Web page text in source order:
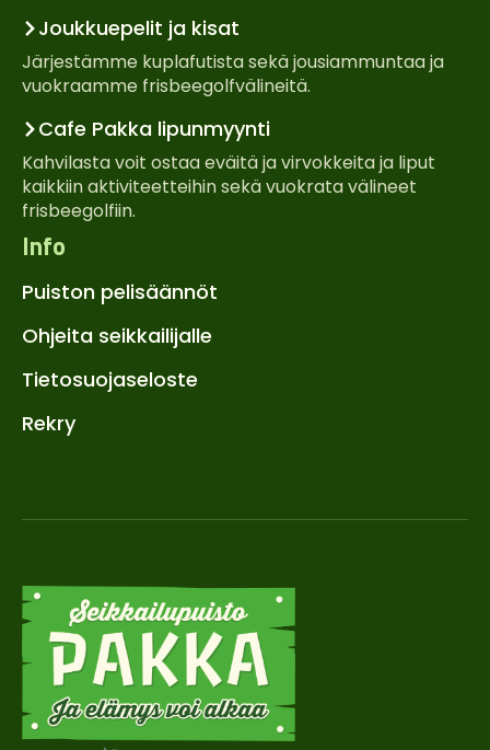
Joukkuepelit ja kisat
Järjestämme kuplafutista sekä jousiammuntaa ja
vuokraamme frisbeegolfvälineitä.
Cafe Pakka lipunmyynti
Kahvilasta voit ostaa eväitä ja virvokkeita ja liput
kaikkiin aktiviteetteihin sekä vuokrata välineet
frisbeegolfiin.
Info
Puiston pelisäännöt
Ohjeita seikkailijalle
Tietosuojaseloste
Rekry